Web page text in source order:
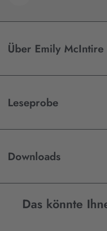
Über Emily McIntire
Leseprobe
Downloads
Das könnte